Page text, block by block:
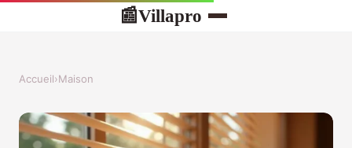
📰Villapro
Accueil›Maison